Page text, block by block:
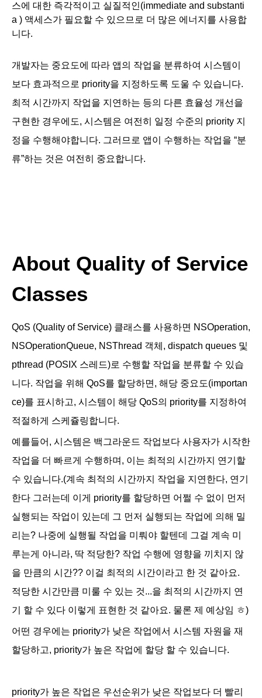
스에 대한 즉각적이고 실질적인(immediate and substanti
a ) 액세스가 필요할 수 있으므로 더 많은 에너지를 사용합
니다.
개발자는 중요도에 따라 앱의 작업을 분류하여 시스템이
보다 효과적으로 priority을 지정하도록 도울 수 있습니다.
최적 시간까지 작업을 지연하는 등의 다른 효율성 개선을
구현한 경우에도, 시스템은 여전히 일정 수준의 priority 지
정을 수행해야합니다. 그러므로 앱이 수행하는 작업을 “분
류”하는 것은 여전히 중요합니다.
About Quality of Service
Classes
QoS (Quality of Service) 클래스를 사용하면 NSOperation,
NSOperationQueue, NSThread 객체, dispatch queues 및
pthread (POSIX 스레드)로 수행할 작업을 분류할 수 있습
니다. 작업을 위해 QoS를 할당하면, 해당 중요도(importan
ce)를 표시하고, 시스템이 해당 QoS의 priority를 지정하여
적절하게 스케쥴링합니다.
예를들어, 시스템은 백그라운드 작업보다 사용자가 시작한
작업을 더 빠르게 수행하며, 이는 최적의 시간까지 연기할
수 있습니다.(계속 최적의 시간까지 작업을 지연한다, 연기
한다 그러는데 이게 priority를 할당하면 어쩔 수 없이 먼저
실행되는 작업이 있는데 그 먼저 실행되는 작업에 의해 밀
리는? 나중에 실행될 작업을 미뤄야 할텐데 그걸 계속 미
루는게 아니라, 딱 적당한? 작업 수행에 영향을 끼치지 않
을 만큼의 시간?? 이걸 최적의 시간이라고 한 것 같아요.
적당한 시간만큼 미룰 수 있는 것...을 최적의 시간까지 연
기 할 수 있다 이렇게 표현한 것 같아요. 물론 제 예상임 ㅎ)
어떤 경우에는 priority가 낮은 작업에서 시스템 자원을 재
할당하고, priority가 높은 작업에 할당 할 수 있습니다.
priority가 높은 작업은 우선순위가 낮은 작업보다 더 빨리